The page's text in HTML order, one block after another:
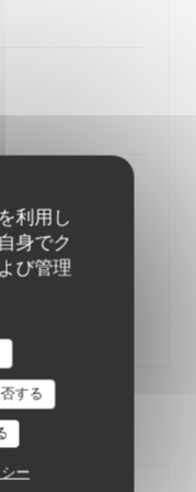
利用し
身でク
び管理
する
ー